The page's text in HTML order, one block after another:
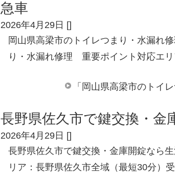
急車
2026年4月29日 []
岡山県高梁市のトイレつまり・水漏れ
り・水漏れ修理 重要ポイント対応エ
「岡山県高梁市のトイ
長野県佐久市で鍵交換・金
2026年4月29日 []
長野県佐久市で鍵交換・金庫開錠なら
リア：長野県佐久市全域（最短30分）